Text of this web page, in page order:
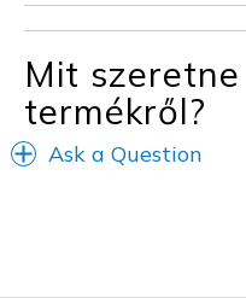
Travel
Width
Feels
Feels
Mit
termékről?
Ask a Question